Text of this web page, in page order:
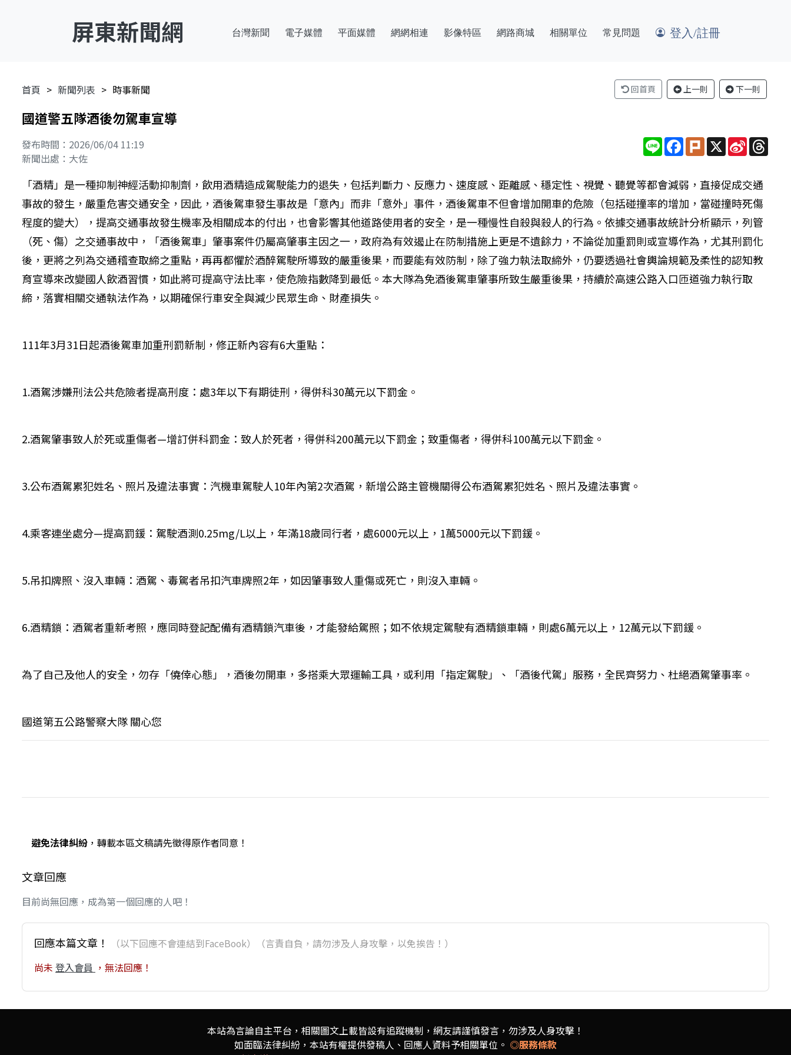
屏東新聞網 台灣新聞 電子媒體 平面媒體 網網相連 影像特區 網路商城 相關單位 常見問題 登入/註冊
首頁 新聞列表 時事新聞 回首頁 上一則 下一則
國道警五隊酒後勿駕車宣導
發布時間：2026/06/04 11:19
新聞出處：大佐
Line Facebook
PlurkX Sina
Weibo
「酒精」是一種抑制神經活動抑制劑，飲用酒精造成駕駛能力的退失，包括判斷力、反應力、速度感、距離感、穩定性、視覺、聽覺等都會減弱，直接促成交通
事故的發生，嚴重危害交通安全，因此，酒後駕車發生事故是「意內」而非「意外」事件，酒後駕車不但會增加開車的危險（包括碰撞率的增加，當碰撞時死傷
程度的變大），提高交通事故發生機率及相關成本的付出，也會影響其他道路使用者的安全，是一種慢性自殺與殺人的行為。依據交通事故統計分析顯示，列管
（死、傷）之交通事故中，「酒後駕車」肇事案件仍屬高肇事主因之一，政府為有效遏止在防制措施上更是不遺餘力，不論從加重罰則或宣導作為，尤其刑罰化
後，更將之列為交通稽查取締之重點，再再都懼於酒醉駕駛所導致的嚴重後果，而要能有效防制，除了強力執法取締外，仍要透過社會輿論規範及柔性的認知教
育宣導來改變國人飲酒習慣，如此將可提高守法比率，使危險指數降到最低。本大隊為免酒後駕車肇事所致生嚴重後果，持續於高速公路入口匝道強力執行取
締，落實相關交通執法作為，以期確保行車安全與減少民眾生命、財產損失。
111年3月31日起酒後駕車加重刑罰新制，修正新內容有6大重點：
1.酒駕涉嫌刑法公共危險者提高刑度：處3年以下有期徒刑，得併科30萬元以下罰金。
2.酒駕肇事致人於死或重傷者—增訂併科罰金：致人於死者，得併科200萬元以下罰金；致重傷者，得併科100萬元以下罰金。
3.公布酒駕累犯姓名、照片及違法事實：汽機車駕駛人10年內第2次酒駕，新增公路主管機關得公布酒駕累犯姓名、照片及違法事實。
4.乘客連坐處分—提高罰鍰：駕駛酒測0.25mg/L以上，年滿18歲同行者，處6000元以上，1萬5000元以下罰鍰。
5.吊扣牌照、沒入車輛：酒駕、毒駕者吊扣汽車牌照2年，如因肇事致人重傷或死亡，則沒入車輛。
6.酒精鎖：酒駕者重新考照，應同時登記配備有酒精鎖汽車後，才能發給駕照；如不依規定駕駛有酒精鎖車輛，則處6萬元以上，12萬元以下罰鍰。
為了自己及他人的安全，勿存「僥倖心態」，酒後勿開車，多搭乘大眾運輸工具，或利用「指定駕駛」、「酒後代駕」服務，全民齊努力、杜絕酒駕肇事率。
國道第五公路警察大隊 關心您
避免法律糾紛 ，轉載本區文稿請先徵得原作者同意！
文章回應
目前尚無回應，成為第一個回應的人吧！
回應本篇文章！ （以下回應不會連結到FaceBook）（言責自負，請勿涉及人身攻擊，以免挨告！）
尚未 登入會員 ，無法回應！
本站為言論自主平台，相關圖文上載皆設有追蹤機制， 網友請謹慎發言，勿涉及人身攻擊！
如面臨法律糾紛，本站有權提供發稿人、 回應人資料予相關單位。 ◎服務條款